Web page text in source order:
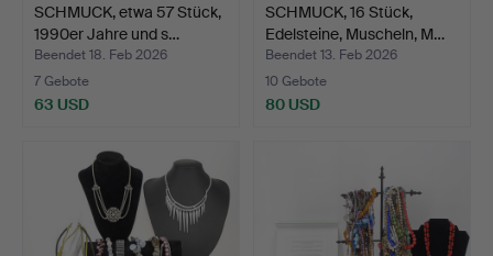
SCHMUCK, etwa 57 Stück,
1990er Jahre und s…
Beendet 18. Feb 2026
7 Gebote
63 USD
SCHMUCK, 16 Stück,
Edelsteine, Muscheln, M…
Beendet 13. Feb 2026
10 Gebote
80 USD